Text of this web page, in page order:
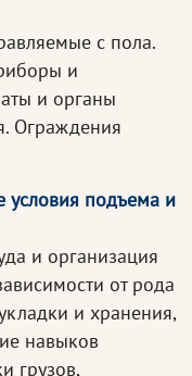
с пола.
и
и органы
Ограждения
условия подъема и
и организация
от рода
и хранения,
навыков
грузов,